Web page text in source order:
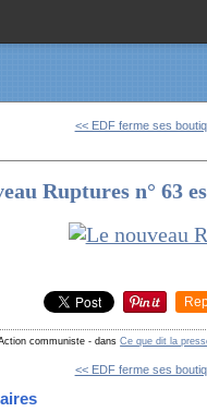
<< EDF ferme ses
Ruptures n° 63
communiste - dansCe que dit la
<< EDF ferme ses